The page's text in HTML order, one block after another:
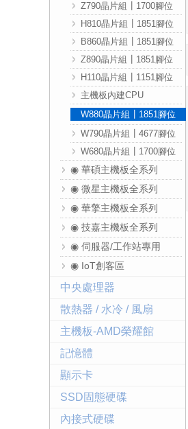
Z790晶片組┃1700腳位
H810晶片組┃1851腳位
B860晶片組┃1851腳位
Z890晶片組┃1851腳位
H110晶片組┃1151腳位
主機板內建CPU
W880晶片組┃1851腳位
W790晶片組┃4677腳位
W680晶片組┃1700腳位
◉ 華碩主機板全系列
◉ 微星主機板全系列
◉ 華擎主機板全系列
◉ 技嘉主機板全系列
◉ 伺服器/工作站專用
◉ IoT創客區
中央處理器
散熱器 / 水冷 / 風扇
主機板-AMD榮耀館
記憶體
顯示卡
SSD固態硬碟
內接式硬碟